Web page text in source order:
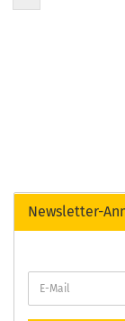
Newsletter-